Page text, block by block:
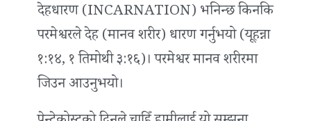
देहधारण (INCARNATION) भनिन्छ किनकि
परमेश्वरले देह (मानव शरीर) धारण गर्नुभयो (यूहन्ना
१:१४, १ तिमोथी ३:१६)। परमेश्वर मानव शरीरमा
जिउन आउनुभयो।